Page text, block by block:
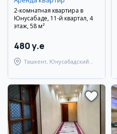
2-комнатная квартира в
Юнусабаде, 11-й квартал, 4
этаж, 58 м²
480 y.e
Ташкент, Юнусабадский